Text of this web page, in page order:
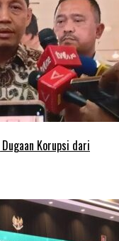
Korupsi dari